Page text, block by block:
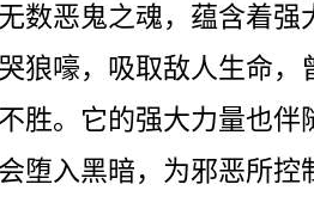
数恶鬼之魂，蕴含着强
狼嚎，吸取敌人生命，
胜。它的强大力量也伴
堕入黑暗，为邪恶所控